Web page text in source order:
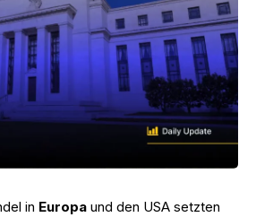
in Europa und den USA setzten